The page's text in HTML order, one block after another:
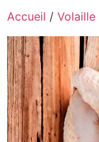
Accueil / Volaille